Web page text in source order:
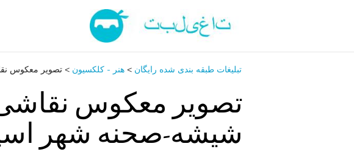
تبلیغات طبقه بندی شده رایگان > هنر - کلکسیون > تصویر معکوس
تصویر معکوس
شیشه-صحنه شهر